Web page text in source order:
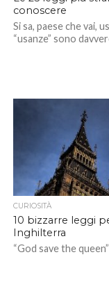
conoscere
Si sa, paese che vai,
“usanze” sono
CURIOSITÀ
10 bizzarre leggi
Inghilterra
“God save the